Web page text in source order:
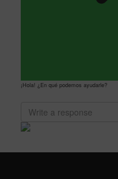
¡Hola! ¿En qué podemos ayudarle?